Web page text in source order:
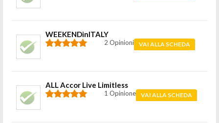
WEEKENDinITALY
2 Opinioni VAI ALLA SCHEDA
ALL Accor Live Limitless
1 Opinione VAI ALLA SCHEDA